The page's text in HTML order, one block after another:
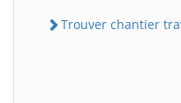
Trouver chantier